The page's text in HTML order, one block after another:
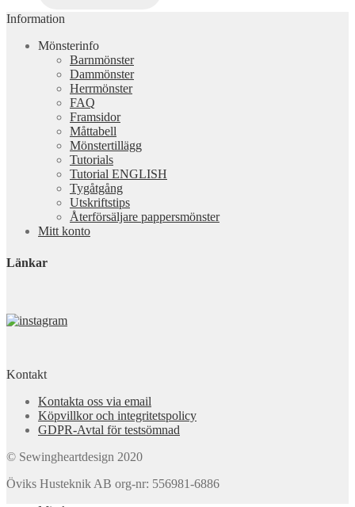
Information
Mönsterinfo
Barnmönster
Dammönster
Herrmönster
FAQ
Framsidor
Måttabell
Mönstertillägg
Tutorials
Tutorial ENGLISH
Tygåtgång
Utskriftstips
Återförsäljare pappersmönster
Mitt konto
Länkar
Kontakt
Kontakta oss via email
Köpvillkor och integritetspolicy
GDPR-Avtal för testsömnad
© Sewingheartdesign 2020
Öviks Husteknik AB org-nr: 556981-6886